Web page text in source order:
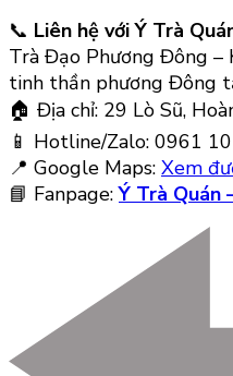
📞 Liên hệ với Ý Trà
Trà Đạo Phương Đông –
tinh thần phương Đông
🏠 Địa chỉ: 29 Lò Sũ,
📱 Hotline/Zalo: 0961
📍 Google Maps: Xem
📘 Fanpage:Ý Trà Quán